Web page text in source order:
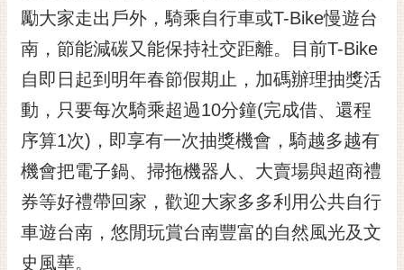
網
資
料
放
宣
告
市
府
交
通
勵大家走出戶外，騎乘自行車或T-Bike慢遊台
南，節能減碳又能保持社交距離。目前T-Bike
自即日起到明年春節假期止，加碼辦理抽獎活
動，只要每次騎乘超過10分鐘(完成借、還程
序算1次)，即享有一次抽獎機會，騎越多越有
機會把電子鍋、掃拖機器人、大賣場與超商禮
券等好禮帶回家，歡迎大家多多利用公共自行
車遊台南，悠閒玩賞台南豐富的自然風光及文
史風華。